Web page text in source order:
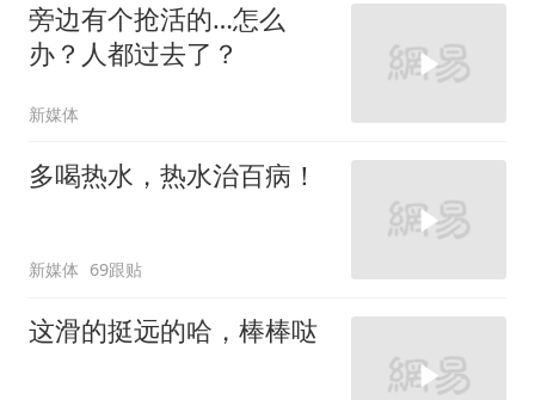
旁边有个抢活的…怎么
办？人都过去了？
新媒体
多喝热水，热水治百病！
新媒体 69跟贴
这滑的挺远的哈，棒棒哒